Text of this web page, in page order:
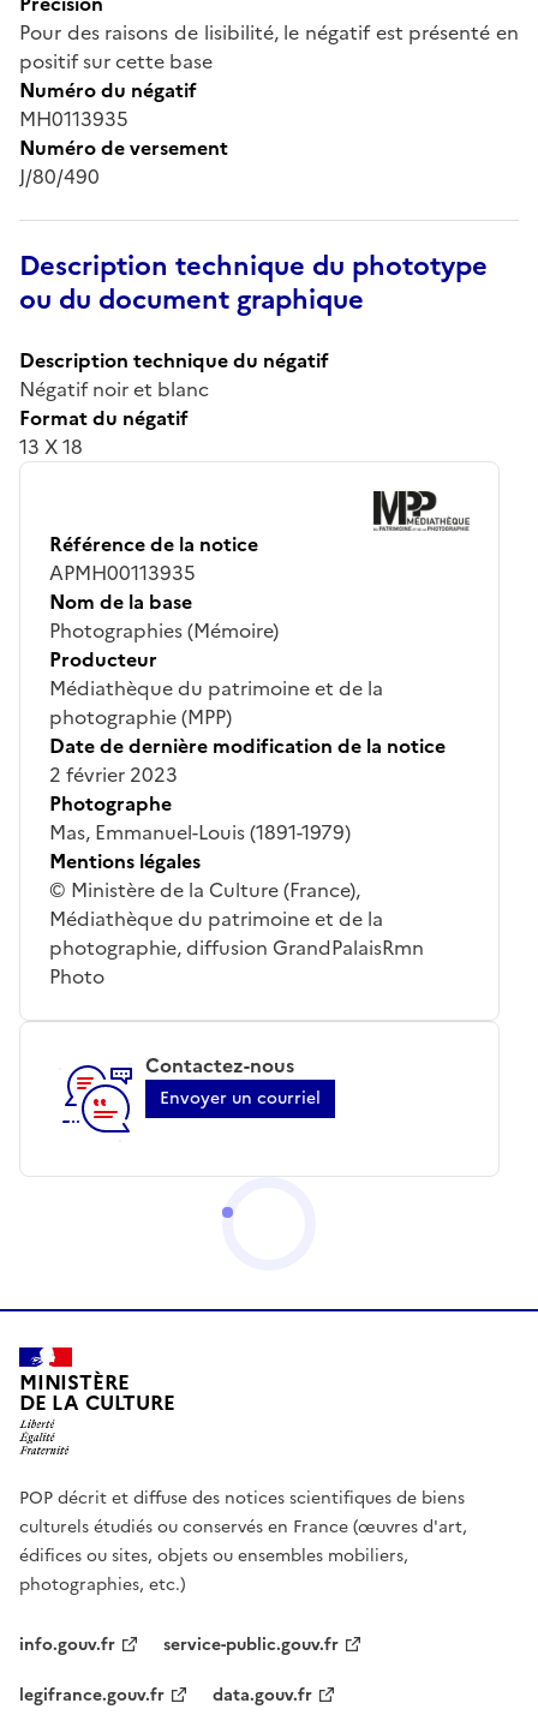
Pour des raisons de lisibilité, le négatif est présenté en
positif sur cette base
Numéro du négatif
MH0113935
Numéro de versement
J/80/490
Description technique du phototype
ou du document graphique
Description technique du négatif
Négatif noir et blanc
Format du négatif
13 X 18
Référence de la notice
APMH00113935
Nom de la base
Photographies (Mémoire)
Producteur
Médiathèque du patrimoine et de la
photographie (MPP)
Date de dernière modification de la notice
2 février 2023
Photographe
Mas, Emmanuel-Louis (1891-1979)
Mentions légales
© Ministère de la Culture (France),
Médiathèque du patrimoine et de la
photographie, diffusion GrandPalaisRmn
Photo
Contactez-nous
Envoyer un courriel
MINISTÈRE
DE LA CULTURE
POP décrit et diffuse des notices scientifiques de biens
culturels étudiés ou conservés en France (œuvres d'art,
édifices ou sites, objets ou ensembles mobiliers,
photographies, etc.)
info.gouv.fr
service-public.gouv.fr
legifrance.gouv.fr
data.gouv.fr